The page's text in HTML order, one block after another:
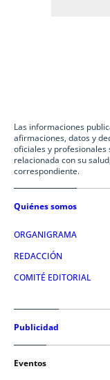
Las informaciones
afirmaciones, datos y
oficiales y profesionales
relacionada con su
correspondiente.
Quiénes somos
ORGANIGRAMA
REDACCIÓN
COMITÉ EDITORIAL
Publicidad
Eventos